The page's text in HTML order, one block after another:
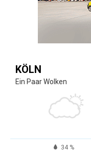
KÖLN
Ein Paar Wolken
34 %